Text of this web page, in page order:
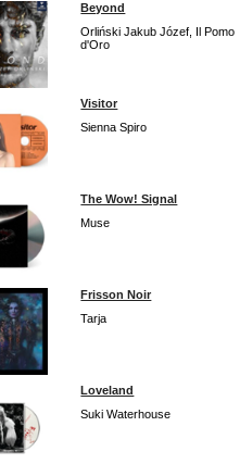
Beyond
Orliński Jakub Józef, Il Pomo
d'Oro
Visitor
Sienna Spiro
The Wow! Signal
Muse
Frisson Noir
Tarja
Loveland
Suki Waterhouse